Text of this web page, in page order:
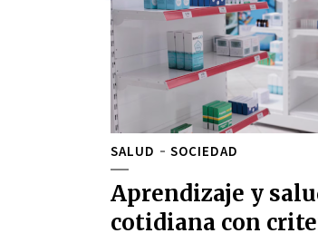
SALUD SOCIEDAD
Aprendizaje y
cotidiana con